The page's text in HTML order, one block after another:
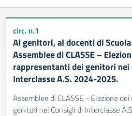
circ. n.1
Ai genitori, ai docenti di
Assemblee di CLASSE –
rappresentanti dei genitori nei
Interclasse A.S. 2024-2025.
Assemblee di CLASSE - Elezione
genitori nei Consigli di Interclasse